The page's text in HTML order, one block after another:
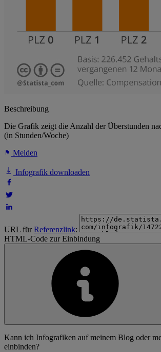
Beschreibung
Die Grafik zeigt die Anzahl der Überstunden
(in Stunden/Woche)
Melden
Infografik downloaden
URL fürReferenzlink:
HTML-Code zur Einbindung
Kann ich Infografiken auf meinem Blog oder
einbinden?